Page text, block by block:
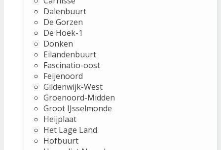
Dalenbuurt
De Gorzen
De Hoek-1
Donken
Eilandenbuurt
Fascinatio-oost
Feijenoord
Gildenwijk-West
Groenoord-Midden
Groot IJsselmonde
Heijplaat
Het Lage Land
Hofbuurt